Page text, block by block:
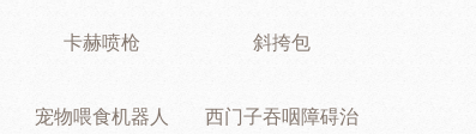
卡赫喷枪 斜挎包
宠物喂食机器人
西门子吞咽障碍治